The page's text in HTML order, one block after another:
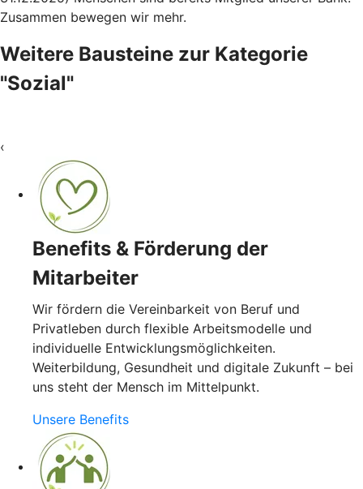
Zusammen bewegen wir mehr.
Weitere Bausteine zur Kategorie
"Sozial"
‹
Benefits & Förderung der
Mitarbeiter
Wir fördern die Vereinbarkeit von Beruf und
Privatleben durch flexible Arbeitsmodelle und
individuelle Entwicklungsmöglichkeiten.
Weiterbildung, Gesundheit und digitale Zukunft – bei
uns steht der Mensch im Mittelpunkt.
Unsere Benefits